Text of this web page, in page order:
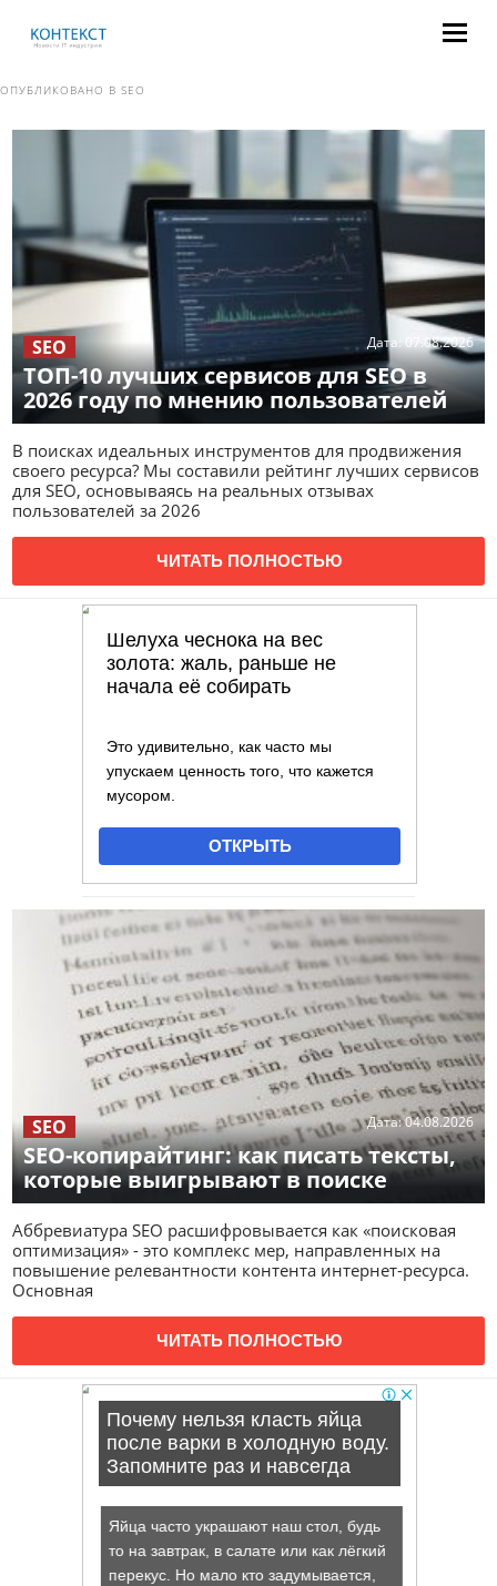
ОПУБЛИКОВАНО В SEO
ТОП-10 лучших сервисов для SEO в
2026 году по мнению пользователей
Дата: 07.08.2026
SEO
В поисках идеальных инструментов для продвижения
своего ресурса? Мы составили рейтинг лучших сервисов
для SEO, основываясь на реальных отзывах
пользователей за 2026
ЧИТАТЬ ПОЛНОСТЬЮ
SEO-копирайтинг: как писать тексты,
которые выигрывают в поиске
Дата:04.08.2026
SEO
Аббревиатура SEO расшифровывается как «поисковая
оптимизация» - это комплекс мер, направленных на
повышение релевантности контента интернет-ресурса.
Основная
ЧИТАТЬ ПОЛНОСТЬЮ